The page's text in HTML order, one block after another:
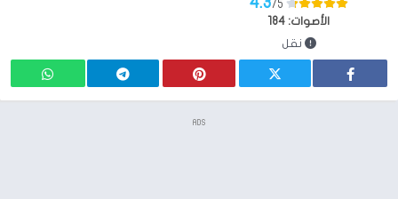
/5
الأصوات: 184
نقل
ADS